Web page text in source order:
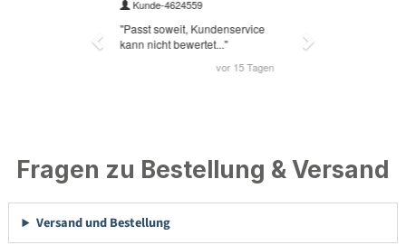
Fragen zu Bestellung & Versand
Versand und Bestellung